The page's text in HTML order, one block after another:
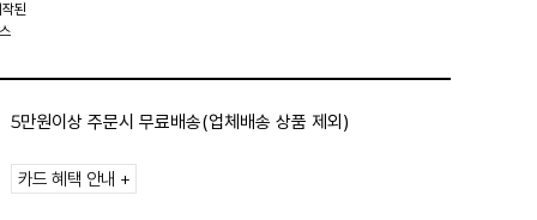
된
5만원이상 주문시 무료배송(업체배송 상품 제외)
카드 혜택 안내 +